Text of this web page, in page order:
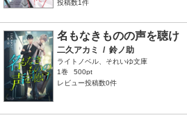
投稿数1件
名もなきものの声を聴け
二久アカミ / 鈴ノ助
ライトノベル、それいゆ文庫
1巻
500pt
レビュー投稿数0件